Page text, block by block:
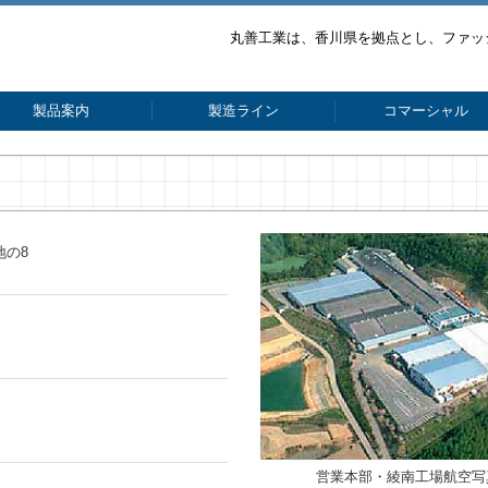
丸善工業は、香川県を拠点とし、ファ
製品案内 製造ライン コマーシャル
の8
営業本部・綾南工場航空写